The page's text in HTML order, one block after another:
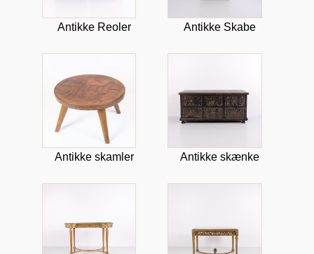
Antikke Reoler Antikke Skabe
Antikke skamler Antikke skænke